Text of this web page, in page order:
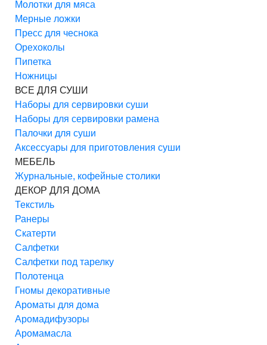
Молотки для мяса
Мерные ложки
Пресс для чеснока
Орехоколы
Пипетка
Ножницы
ВСЕ ДЛЯ СУШИ
Наборы для сервировки суши
Наборы для сервировки рамена
Палочки для суши
Аксессуары для приготовления суши
МЕБЕЛЬ
Журнальные, кофейные столики
ДЕКОР ДЛЯ ДОМА
Текстиль
Ранеры
Скатерти
Салфетки
Салфетки под тарелку
Полотенца
Гномы декоративные
Ароматы для дома
Аромадифузоры
Аромамасла